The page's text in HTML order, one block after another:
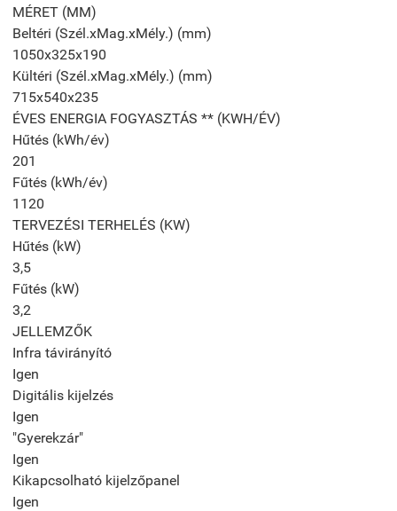
MÉRET (MM)
Beltéri (Szél.xMag.xMély.) (mm)
1050x325x190
Kültéri (Szél.xMag.xMély.) (mm)
715x540x235
ÉVES ENERGIA FOGYASZTÁS ** (KWH/ÉV)
Hűtés (kWh/év)
201
Fűtés (kWh/év)
1120
TERVEZÉSI TERHELÉS (KW)
Hűtés (kW)
3,5
Fűtés (kW)
3,2
JELLEMZŐK
Infra távirányító
Igen
Digitális kijelzés
Igen
"Gyerekzár"
Igen
Kikapcsolható kijelzőpanel
Igen